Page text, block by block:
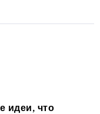
идеи, что